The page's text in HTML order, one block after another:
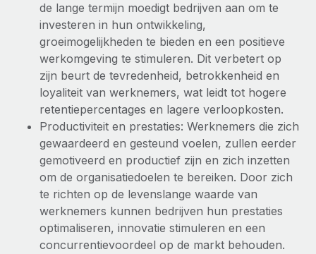
Integraties
Processen stroomlijnen met essentiële zakelijke tools
DIENSTEN
Vraag een expert
Krijg hulp van global HR- en juridische experts
Achtergrondonderzoek
Vereenvoudig het screeningsproces van
kandidaten
Compliance Watchtower
Blijf compliance-risico's voor
Strategische technologiepartners
Integreer global HR flexibel in je platform
Een partner worden
Ontdek hoe je met ons kunt samenwerken
Remote Build Binnenkort beschikbaar
Integraties en advies over AI-automatiseringen
CASESTUDY'S
Webinars
Evenementen
Newsroom
Inzicht in salaris en talent
Inzichtencentrum
Support
Alle bronnen bekijken
BLOG
한국어
中文（简体）
de lange termijn moedigt bedrijven aan om te
investeren in hun ontwikkeling,
groeimogelijkheden te bieden en een positieve
werkomgeving te stimuleren. Dit verbetert op
zijn beurt de tevredenheid, betrokkenheid en
loyaliteit van werknemers, wat leidt tot hogere
retentiepercentages en lagere verloopkosten.
Productiviteit en prestaties: Werknemers die zich
gewaardeerd en gesteund voelen, zullen eerder
gemotiveerd en productief zijn en zich inzetten
om de organisatiedoelen te bereiken. Door zich
te richten op de levenslange waarde van
werknemers kunnen bedrijven hun prestaties
optimaliseren, innovatie stimuleren en een
concurrentievoordeel op de markt behouden.